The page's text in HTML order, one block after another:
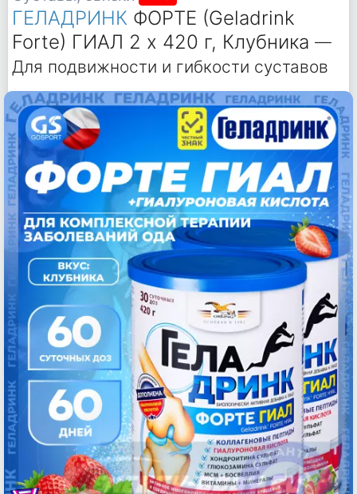
ГЕЛАДРИНК ФОРТЕ (Geladrink
Forte) ГИАЛ 2 х 420 г, Клубника —
Для подвижности и гибкости суставов